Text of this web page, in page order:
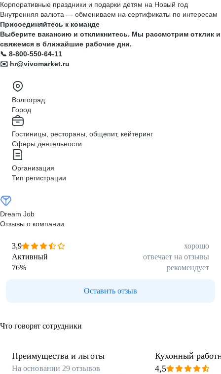
Корпоративные праздники и подарки детям на Новый год
Внутренняя валюта — обмениваем на сертификаты по интересам
Присоединяйтесь к команде
Выберите вакансию и откликнитесь. Мы рассмотрим отклик и
свяжемся в ближайшие рабочие дни.
📞 8-800-550-64-11
✉️ hr@vivomarket.ru
Волгоград
Город
Гостиницы, рестораны, общепит, кейтеринг
Сферы деятельности
Организация
Тип регистрации
Dream Job
Отзывы о компании
3,9
хорошо
Активный
отвечает на отзывы
76% рекомендует
Оставить отзыв
Что говорят сотрудники
Преимущества и льготы
На основании 29 отзывов
Кухонный
4,5